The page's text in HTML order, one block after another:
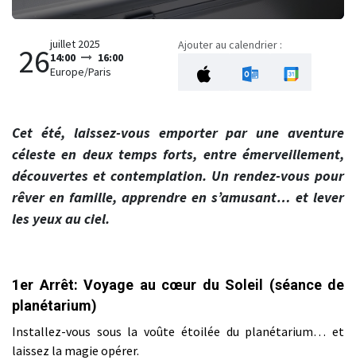
26juillet 2025
14:00
16:00
Europe/Paris
Ajouter au calendrier :
Cet été, laissez-vous emporter par une aventure
céleste en deux temps forts, entre émerveillement,
découvertes et contemplation. Un rendez-vous pour
rêver en famille, apprendre en s’amusant… et lever
les yeux au ciel.
1er Arrêt: Voyage au cœur du Soleil (séance de
planétarium)
Installez-vous sous la voûte étoilée du planétarium… et
laissez la magie opérer.